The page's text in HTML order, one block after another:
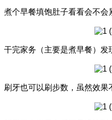
煮个早餐填饱肚子看看会不会
干完家务（主要是煮早餐）发
刷牙也可以刷步数，虽然效果